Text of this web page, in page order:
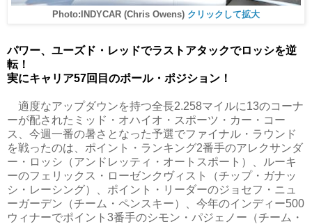
Photo:INDYCAR (Chris Owens) クリックして拡大
パワー、ユーズド・レッドでラストアタックでロッシを逆
転！
実にキャリア57回目のポール・ポジション！
適度なアップダウンを持つ全長2.258マイルに13のコーナ
ーが配されたミッド・オハイオ・スポーツ・カー・コー
ス、今週一番の暑さとなった予選でファイナル・ラウンド
を戦ったのは、ポイント・ランキング2番手のアレクサンダ
ー・ロッシ（アンドレッティ・オートスポート）、ルーキ
ーのフェリックス・ローゼンクヴィスト（チップ・ガナッ
シ・レーシング）、ポイント・リーダーのジョセフ・ニュ
ーガーデン（チーム・ペンスキー）、今年のインディー500
ウィナーでポイント3番手のシモン・パジェノー（チーム・